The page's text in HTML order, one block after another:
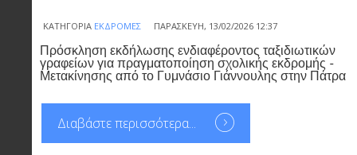
ΚΑΤΗΓΟΡΊΑ ΕΚΔΡΟΜΈΣ ΠΑΡΑΣΚΕΥΉ, 13/02/2026 12:37
Πρόσκληση εκδήλωσης ενδιαφέροντος ταξιδιωτικών
γραφείων για πραγματοποίηση σχολικής εκδρομής -
Μετακίνησης από το Γυμνάσιο Γιάννουλης στην Πάτρα
Διαβάστε περισσότερα...